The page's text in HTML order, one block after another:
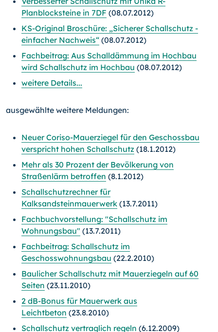
Planblocksteine in 7DF (08.07.2012)
KS-Original Broschüre: „Sicherer Schallschutz -
einfacher Nachweis“ (08.07.2012)
Fachbeitrag: Aus Schalldämmung im Hochbau
wird Schallschutz im Hochbau (08.07.2012)
weitere Details...
ausgewählte weitere Meldungen:
Neuer Coriso-Mauerziegel für den Geschossbau
verspricht hohen Schallschutz (18.1.2012)
Mehr als 30 Prozent der Bevölkerung von
Straßenlärm betroffen (8.1.2012)
Schallschutzrechner für
Kalksandsteinmauerwerk (13.7.2011)
Fachbuchvorstellung: "Schallschutz im
Wohnungsbau" (13.7.2011)
Fachbeitrag: Schallschutz im
Geschosswohnungsbau (22.2.2010)
Baulicher Schallschutz mit Mauerziegeln auf 60
Seiten (23.11.2010)
2 dB-Bonus für Mauerwerk aus
Leichtbeton (23.8.2010)
Schallschutz vertraglich regeln (6.12.2009)